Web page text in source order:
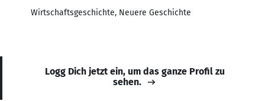
Wirtschaftsgeschichte, Neuere Geschichte
Logg Dich jetzt ein, um das ganze Profil zu
sehen.